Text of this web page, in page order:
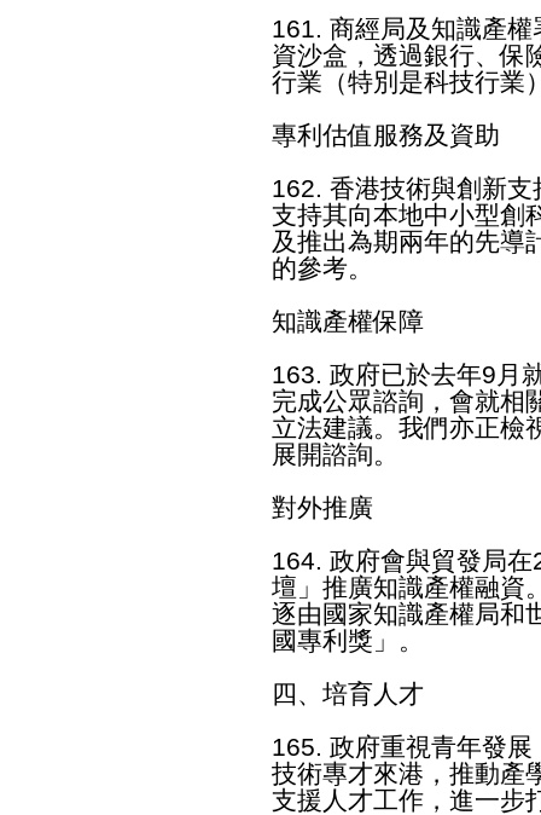
161. 商經局及知識產
資沙盒，透過銀行、保
行業（特別是科技行業
專利估值服務及資助
162. 香港技術與創新
支持其向本地中小型創
及推出為期兩年的先導
的參考。
知識產權保障
163. 政府已於去年9月
完成公眾諮詢，會就相
立法建議。我們亦正檢
展開諮詢。
對外推廣
164. 政府會與貿發局
壇」推廣知識產權融資
逐由國家知識產權局和
國專利獎」。
四、培育人才
165. 政府重視青年發
技術專才來港，推動產
支援人才工作，進一步